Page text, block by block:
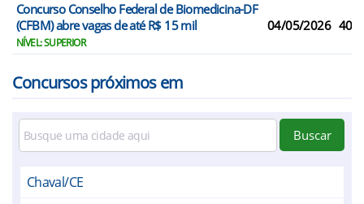
Concurso Conselho Federal de Biomedicina-DF
(CFBM) abre vagas de até R$ 15 mil
NÍVEL: SUPERIOR
04/05/2026 40
Concursos próximos em
Buscar
Chaval/CE